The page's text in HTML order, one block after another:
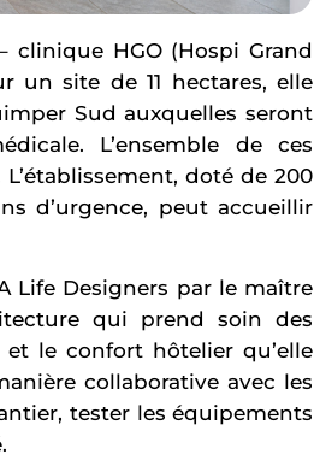
clinique HGO (Hospi Grand
un site de 11 hectares, elle
Sud auxquelles seront
L’ensemble de ces
doté de 200
d’urgence, peut accueillir
Life Designers par le maître
qui prend soin des
le confort hôtelier qu’elle
collaborative avec les
tester les équipements